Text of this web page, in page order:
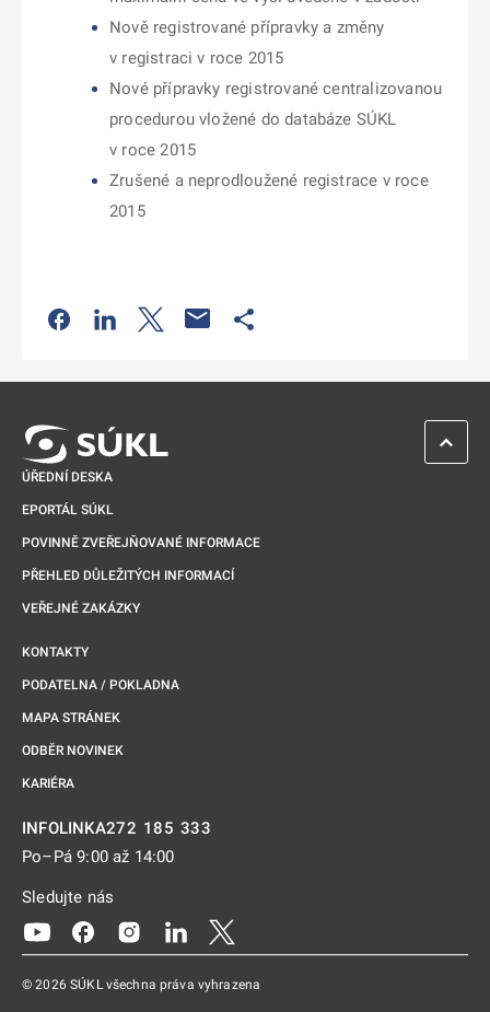
Nově registrované přípravky a změny
v registraci v roce 2015
Nové přípravky registrované centralizovanou
procedurou vložené do databáze SÚKL
v roce 2015
Zrušené a neprodloužené registrace v roce
2015
Odkaz se otevře na nové kartě
Odkaz se otevře na nové kartě
Odkaz se otevře na nové kartě
ÚŘEDNÍ DESKA
EPORTÁL SÚKL
POVINNĚ ZVEŘEJŇOVANÉ INFORMACE
PŘEHLED DŮLEŽITÝCH INFORMACÍ
VEŘEJNÉ ZAKÁZKY
KONTAKTY
PODATELNA / POKLADNA
MAPA STRÁNEK
ODBĚR NOVINEK
KARIÉRA
INFOLINKA272 185 333
Po–Pá 9:00 až 14:00
Sledujte nás
Odkaz se otevře na nové kartě
Odkaz se otevře na nové kartě
Odkaz se otevře na nové kartě
Odkaz se otevře na nové kartě
© 2026 SÚKL všechna práva vyhrazena
ZPĚT